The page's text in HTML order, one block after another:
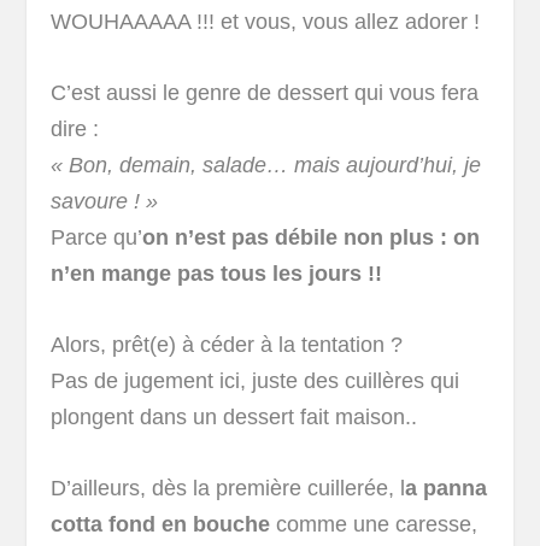
WOUHAAAAA !!! et vous, vous allez adorer !
C’est aussi le genre de dessert qui vous fera
dire :
« Bon, demain, salade… mais aujourd’hui, je
savoure ! »
Parce qu’on n’est pas débile non plus : on
n’en mange pas tous les jours !!
Alors, prêt(e) à céder à la tentation ?
Pas de jugement ici, juste des cuillères qui
plongent dans un dessert fait maison..
D’ailleurs, dès la première cuillerée, la panna
cotta fond en bouche comme une caresse,